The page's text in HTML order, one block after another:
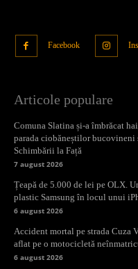
Facebook
Articole populare
Comuna Slatina și-a îmbrăcat
parada ciobăneștilor bucovineni
Schimbării la Față
7 august 2026
Țeapă de 5.000 de lei pe OLX.
plastic Samsung în locul unui
6 august 2026
Accident mortal pe strada Cuza
aflat pe o motocicletă
6 august 2026